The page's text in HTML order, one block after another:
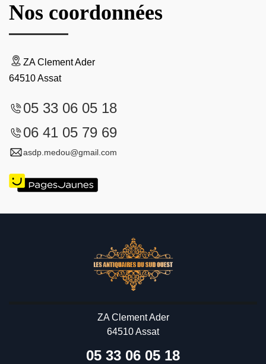
Nos coordonnées
ZA Clement Ader
64510 Assat
05 33 06 05 18
06 41 05 79 69
asdp.medou@gmail.com
ZA Clement Ader
64510 Assat
05 33 06 05 18